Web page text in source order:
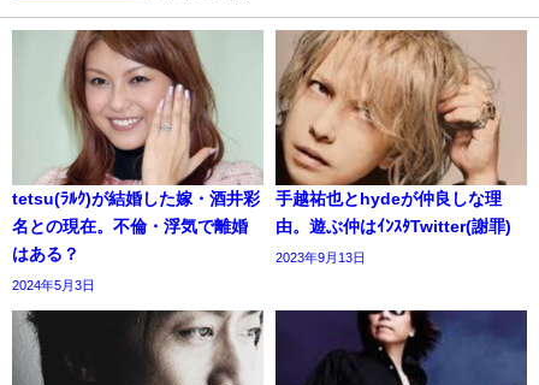
tetsu(ﾗﾙｸ)が結婚した嫁・酒井彩
名との現在。不倫・浮気で離婚
はある？
2024年5月3日
手越祐也とhydeが仲良しな理
由。遊ぶ仲はｲﾝｽﾀTwitter(謝罪)
2023年9月13日